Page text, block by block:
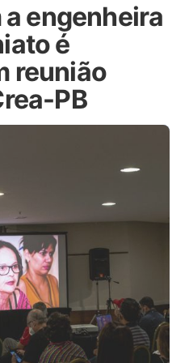
engenheira
é
reunião
PB